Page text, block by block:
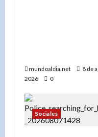
mundoaldia.net
8 de
2026
0
Sociales